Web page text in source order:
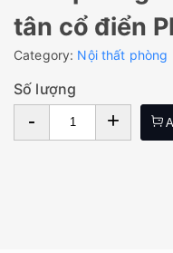
tân cổ điển
Category: Nội thất phòng
Số lượng
- +